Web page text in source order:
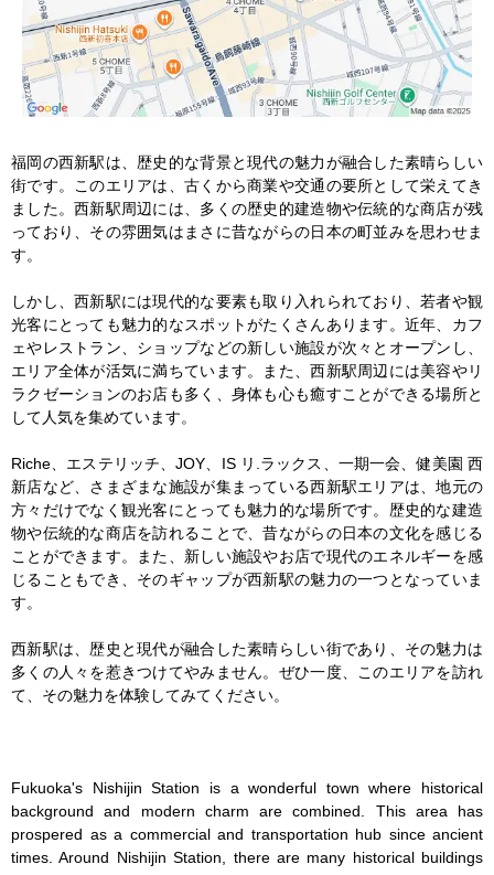
福岡の西新駅は、歴史的な背景と現代の魅力が融合した素晴らしい
街です。このエリアは、古くから商業や交通の要所として栄えてき
ました。西新駅周辺には、多くの歴史的建造物や伝統的な商店が残
っており、その雰囲気はまさに昔ながらの日本の町並みを思わせま
す。
しかし、西新駅には現代的な要素も取り入れられており、若者や観
光客にとっても魅力的なスポットがたくさんあります。近年、カフ
ェやレストラン、ショップなどの新しい施設が次々とオープンし、
エリア全体が活気に満ちています。また、西新駅周辺には美容やリ
ラクゼーションのお店も多く、身体も心も癒すことができる場所と
して人気を集めています。
Riche、エステリッチ、JOY、IS リ.ラックス、一期一会、健美園 西
新店など、さまざまな施設が集まっている西新駅エリアは、地元の
方々だけでなく観光客にとっても魅力的な場所です。歴史的な建造
物や伝統的な商店を訪れることで、昔ながらの日本の文化を感じる
ことができます。また、新しい施設やお店で現代のエネルギーを感
じることもでき、そのギャップが西新駅の魅力の一つとなっていま
す。
西新駅は、歴史と現代が融合した素晴らしい街であり、その魅力は
多くの人々を惹きつけてやみません。ぜひ一度、このエリアを訪れ
て、その魅力を体験してみてください。
Fukuoka's Nishijin Station is a wonderful town where historical
background and modern charm are combined. This area has
prospered as a commercial and transportation hub since ancient
times. Around Nishijin Station, there are many historical buildings